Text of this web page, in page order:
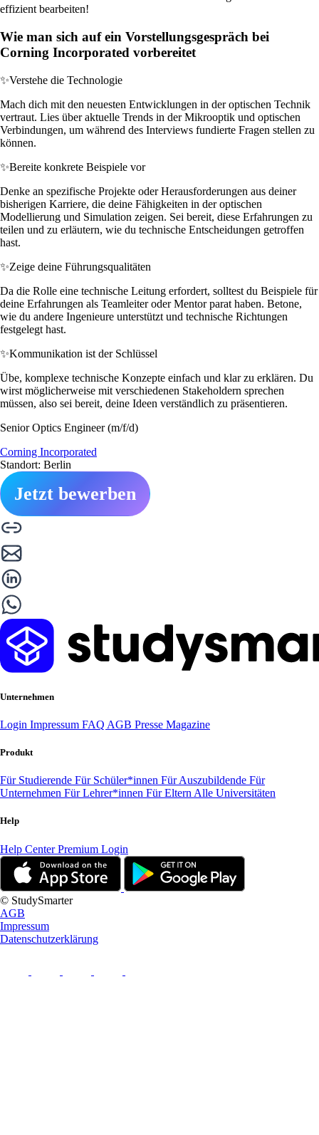
effizient bearbeiten!
Wie man sich auf ein Vorstellungsgespräch bei
Corning Incorporated vorbereitet
✨Verstehe die Technologie
Mach dich mit den neuesten Entwicklungen in der optischen Technik
vertraut. Lies über aktuelle Trends in der Mikrooptik und optischen
Verbindungen, um während des Interviews fundierte Fragen stellen zu
können.
✨Bereite konkrete Beispiele vor
Denke an spezifische Projekte oder Herausforderungen aus deiner
bisherigen Karriere, die deine Fähigkeiten in der optischen
Modellierung und Simulation zeigen. Sei bereit, diese Erfahrungen zu
teilen und zu erläutern, wie du technische Entscheidungen getroffen
hast.
✨Zeige deine Führungsqualitäten
Da die Rolle eine technische Leitung erfordert, solltest du Beispiele für
deine Erfahrungen als Teamleiter oder Mentor parat haben. Betone,
wie du andere Ingenieure unterstützt und technische Richtungen
festgelegt hast.
✨Kommunikation ist der Schlüssel
Übe, komplexe technische Konzepte einfach und klar zu erklären. Du
wirst möglicherweise mit verschiedenen Stakeholdern sprechen
müssen, also sei bereit, deine Ideen verständlich zu präsentieren.
Senior Optics Engineer (m/f/d)
Corning Incorporated
Standort: Berlin
Jetzt bewerben
Unternehmen
Login Impressum FAQ AGB Presse Magazine
Produkt
Für Studierende Für Schüler*innen Für Auszubildende Für
Unternehmen Für Lehrer*innen Für Eltern Alle Universitäten
Help
Help CenterPremium Login
© StudySmarter
AGB
Impressum
Datenschutzerklärung